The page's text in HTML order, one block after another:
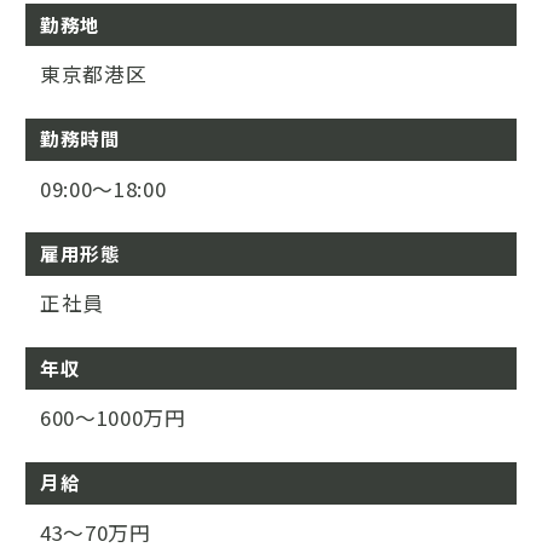
勤務地
東京都港区
勤務時間
09:00～18:00
雇用形態
正社員
年収
600～1000万円
月給
43～70万円